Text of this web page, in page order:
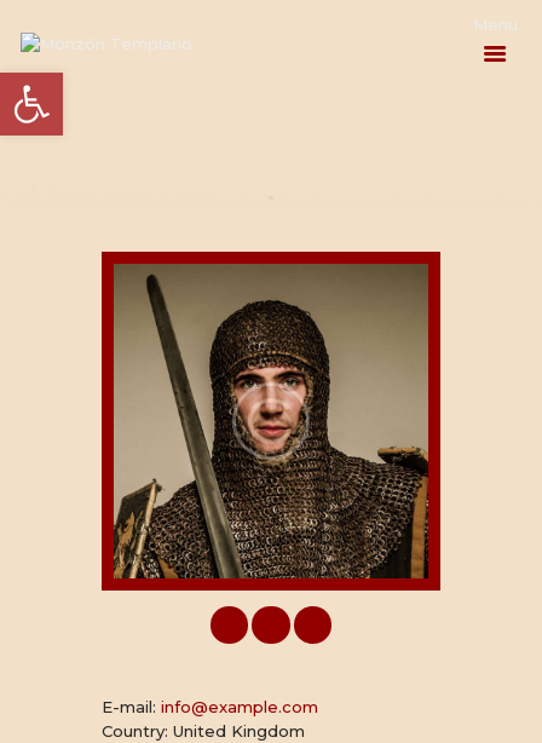
Abrir barra de herramientas
EL HOMENAJE
LA HISTORIA
INFORMACIÓN
PRÁCTICA
CONTACTO
E-mail: info@example.com
Country: United Kingdom